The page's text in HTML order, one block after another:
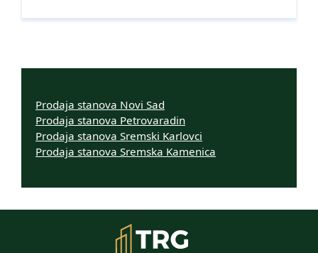
Prodaja stanova Novi Sad
Prodaja stanova Petrovaradin
Prodaja stanova Sremski Karlovci
Prodaja stanova Sremska Kamenica